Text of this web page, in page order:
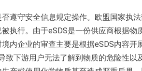
遵守安全信息规定操作。欧盟国家执
执行。由于eSDS是一份供应商根据物
内企业的审查主要是根据eSDS内容开
致下游用户无法了解到物质的危险性以